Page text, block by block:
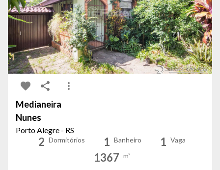
Medianeira
Nunes
Porto Alegre - RS
2 Dormitórios 1 Banheiro 1 Vaga
1367 m²